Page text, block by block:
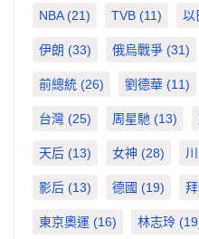
NBA(21) TVB (11) 以
伊朗 (33) 俄烏戰爭 (31)
前總統 (26) 劉德華 (11)
台灣 (25) 周星馳 (13)
天后 (13) 女神 (28)
影后 (13) 德國 (19)
東京奧運 (16) 林志玲